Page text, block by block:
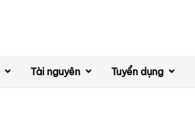
Tài nguyên Tuyển dụng